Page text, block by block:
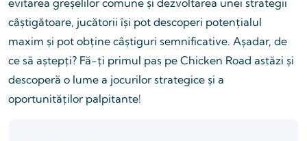
evitarea greșelilor comune și dezvoltarea unei strategii
câștigătoare, jucătorii își pot descoperi potențialul
maxim și pot obține câștiguri semnificative. Așadar, de
ce să aștepți? Fă-ți primul pas pe Chicken Road astăzi și
descoperă o lume a jocurilor strategice și a
oportunităților palpitante!